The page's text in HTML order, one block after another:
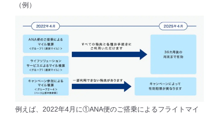
（例）
例えば、2022年4月に①ANA便のご搭乗によるフライトマイ